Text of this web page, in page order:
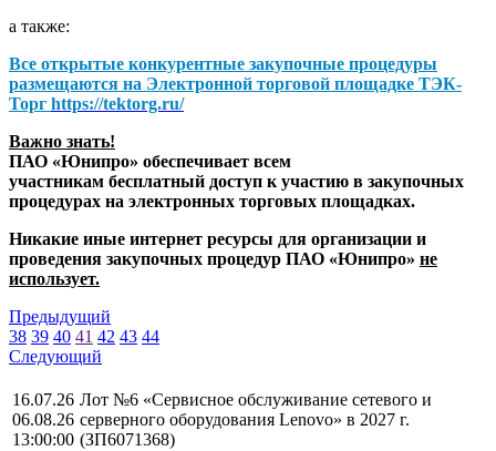
а также:
Все открытые конкурентные закупочные процедуры
размещаются на Электронной торговой площадке ТЭК-
Торг https://tektorg.ru/
Важно знать!
ПАО «Юнипро» обеспечивает всем
участникам бесплатный доступ к участию в закупочных
процедурах на электронных торговых площадках.
Никакие иные интернет ресурсы для организации и
проведения закупочных процедур ПАО «Юнипро» не
использует.
Предыдущий
38 39 40 41 42 43 44
Следующий
16.07.26
06.08.26
13:00:00
Лот №6 «Сервисное обслуживание сетевого и
серверного оборудования Lenovo» в 2027 г.
(ЗП6071368)